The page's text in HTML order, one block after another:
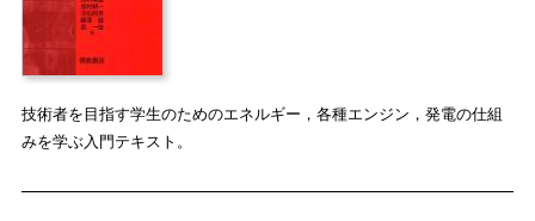
技術者を目指す学生のためのエネルギー，各種エンジン，発電の仕組
みを学ぶ入門テキスト。